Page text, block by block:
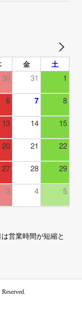
金 土
30 31 1
6 7 8
13 14 15
20 21 22
27 28 29
3 4 5
営業時間が短縮と